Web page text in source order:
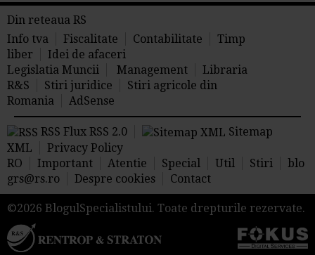
Din reteaua RS
Info tva
Fiscalitate Contabilitate
Timp
liber
Idei de afaceri
Legislatia Muncii
Management
Libraria
R&S
Stiri juridice
Stiri agricole din
Romania
AdSense
RSS Flux RSS 2.0
Sitemap
XML
Privacy Policy
RO
Important Atentie Special Util Stiri
blo
grs@rs.ro
Despre cookies Contact
©2026 BlogulSpecialistului. Toate drepturile rezervate.